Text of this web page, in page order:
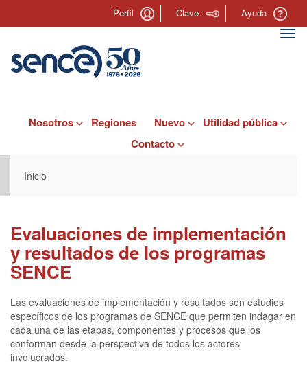
Perfil Clave Ayuda
Nosotros Regiones Nuevo
Utilidad pública
Contacto
Inicio
Evaluaciones de implementación
y resultados de los programas
SENCE
Las evaluaciones de implementación y resultados son estudios
específicos de los programas de SENCE que permiten indagar en
cada una de las etapas, componentes y procesos que los
conforman desde la perspectiva de todos los actores
involucrados.